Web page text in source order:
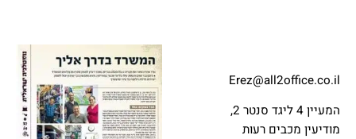
Erez@all2office.co.il
המעיין 4 ליגד סנטר 2,
מודיעין מכבים רעות